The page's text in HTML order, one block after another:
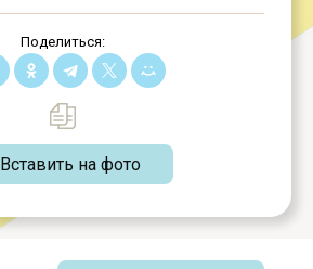
Поделиться:
Вставить на фото